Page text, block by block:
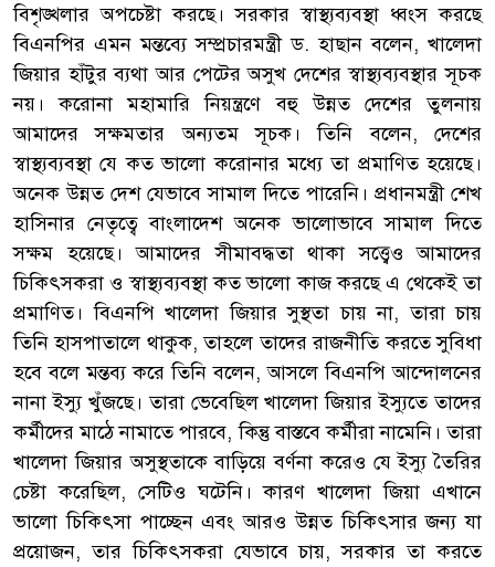
বিশৃঙ্খলার অপচেষ্টা করছে। সরকার স্বাস্থ্যব্যবস্থা ধ্বংস করছে
বিএনপির এমন মন্তব্যে সম্প্রচারমন্ত্রী ড. হাছান বলেন, খালেদা
জিয়ার হাঁটুর ব্যথা আর পেটের অসুখ দেশের স্বাস্থ্যব্যবস্থার সূচক
নয়। করোনা মহামারি নিয়ন্ত্রণে বহু উন্নত দেশের তুলনায়
আমাদের সক্ষমতার অন্যতম সূচক। তিনি বলেন, দেশের
স্বাস্থ্যব্যবস্থা যে কত ভালো করোনার মধ্যে তা প্রমাণিত হয়েছে।
অনেক উন্নত দেশ যেভাবে সামাল দিতে পারেনি। প্রধানমন্ত্রী শেখ
হাসিনার নেতৃত্বে বাংলাদেশ অনেক ভালোভাবে সামাল দিতে
সক্ষম হয়েছে। আমাদের সীমাবদ্ধতা থাকা সত্ত্বেও আমাদের
চিকিৎসকরা ও স্বাস্থ্যব্যবস্থা কত ভালো কাজ করছে এ থেকেই তা
প্রমাণিত। বিএনপি খালেদা জিয়ার সুস্থতা চায় না, তারা চায়
তিনি হাসপাতালে থাকুক, তাহলে তাদের রাজনীতি করতে সুবিধা
হবে বলে মন্তব্য করে তিনি বলেন, আসলে বিএনপি আন্দোলনের
নানা ইস্যু খুঁজছে। তারা ভেবেছিল খালেদা জিয়ার ইস্যুতে তাদের
কর্মীদের মাঠে নামাতে পারবে, কিন্তু বাস্তবে কর্মীরা নামেনি। তারা
খালেদা জিয়ার অসুস্থতাকে বাড়িয়ে বর্ণনা করেও যে ইস্যু তৈরির
চেষ্টা করেছিল, সেটিও ঘটেনি। কারণ খালেদা জিয়া এখানে
ভালো চিকিৎসা পাচ্ছেন এবং আরও উন্নত চিকিৎসার জন্য যা
প্রয়োজন, তার চিকিৎসকরা যেভাবে চায়, সরকার তা করতে